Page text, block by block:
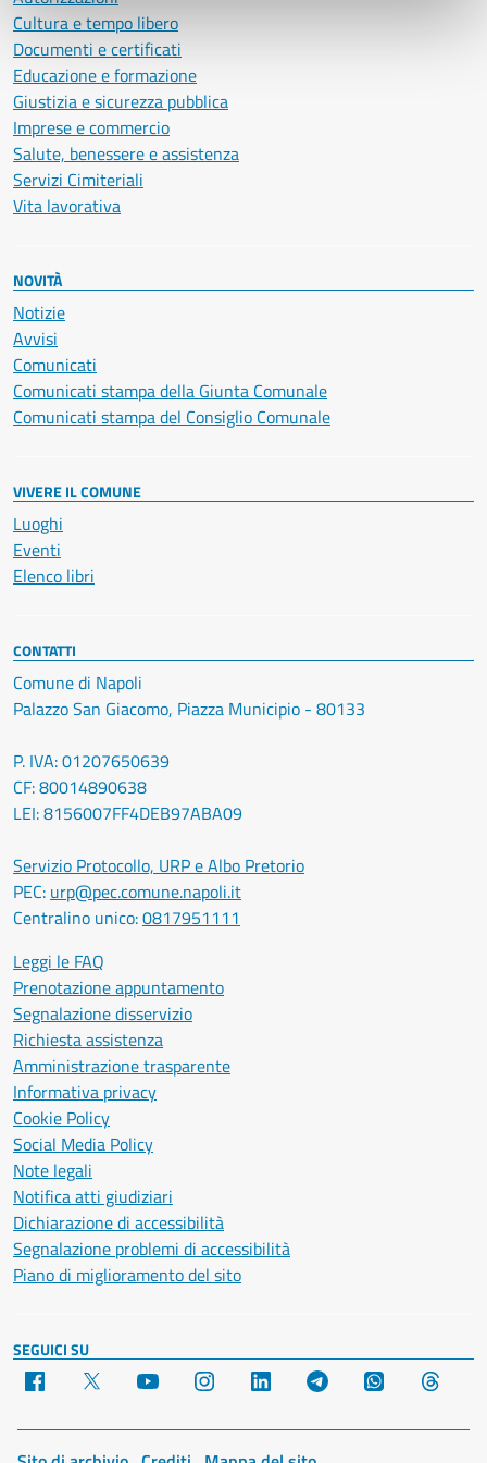
Cultura e tempo libero
Documenti e certificati
Educazione e formazione
Giustizia e sicurezza pubblica
Imprese e commercio
Salute, benessere e assistenza
Servizi Cimiteriali
Vita lavorativa
NOVITÀ
Notizie
Avvisi
Comunicati
Comunicati stampa della Giunta Comunale
Comunicati stampa del Consiglio Comunale
VIVERE IL COMUNE
Luoghi
Eventi
Elenco libri
CONTATTI
Comune di Napoli
Palazzo San Giacomo, Piazza Municipio - 80133
P. IVA: 01207650639
CF: 80014890638
LEI: 8156007FF4DEB97ABA09
Servizio Protocollo, URP e Albo Pretorio
PEC: urp@pec.comune.napoli.it
Centralino unico:0817951111
Leggi le FAQ
Prenotazione appuntamento
Segnalazione disservizio
Richiesta assistenza
Amministrazione trasparente
Informativa privacy
Cookie Policy
Social Media Policy
Note legali
Notifica atti giudiziari
Dichiarazione di accessibilità
Segnalazione problemi di accessibilità
Piano di miglioramento del sito
SEGUICI SU
Facebook YouTube Instagram LinkedIn Telegram WhatsApp